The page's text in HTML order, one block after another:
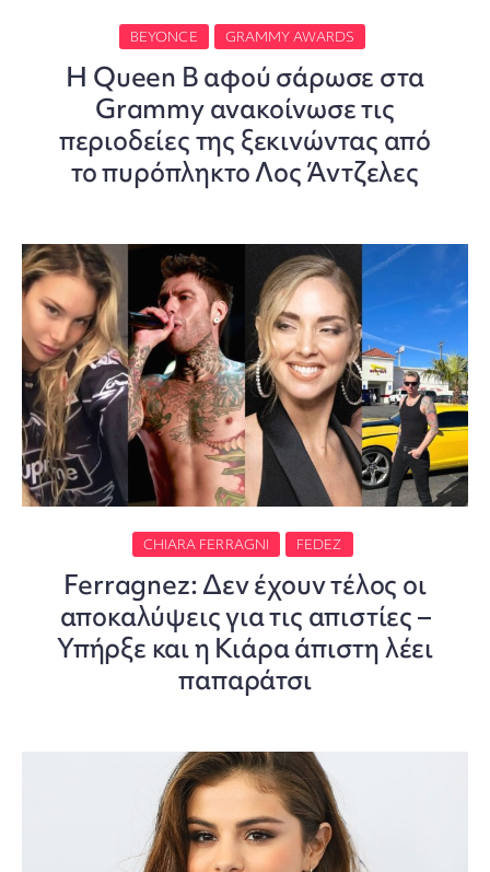
BEYONCE GRAMMY AWARDS
H Queen B αφού σάρωσε στα
Grammy ανακοίνωσε τις
περιοδείες της ξεκινώντας από
το πυρόπληκτο Λος Άντζελες
CHIARA FERRAGNI FEDEZ
Ferragnez: Δεν έχουν τέλος οι
αποκαλύψεις για τις απιστίες –
Υπήρξε και η Κιάρα άπιστη λέει
παπαράτσι